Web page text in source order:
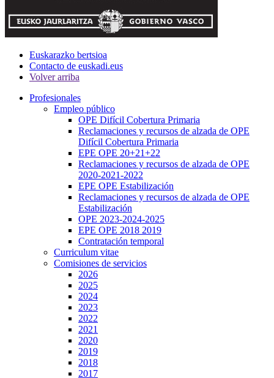
Euskarazko bertsioa
Contacto de euskadi.eus
Volver arriba
Profesionales
Empleo público
OPE Difícil Cobertura Primaria
Reclamaciones y recursos de alzada de OPE
Difícil Cobertura Primaria
EPE OPE 20+21+22
Reclamaciones y recursos de alzada de OPE
2020-2021-2022
EPE OPE Estabilización
Reclamaciones y recursos de alzada de OPE
Estabilización
OPE 2023-2024-2025
EPE OPE 2018 2019
Contratación temporal
Curriculum vitae
Comisiones de servicios
2026
2025
2024
2023
2022
2021
2020
2019
2018
2017